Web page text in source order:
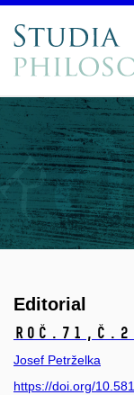
Editorial
Roč.71, č.2
Josef Petrželka
https://doi.org/